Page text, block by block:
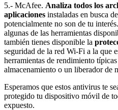
5.- McAfee. Analiza todos los
aplicaciones instaladas en busca
potencialmente no son de tu
algunas de las herramientas
también tienes disponible la
seguridad de la red Wi-Fi a la que
herramientas de rendimiento
almacenamiento o un liberador de
Esperamos que estos antivirus te
protegido tu dispositivo móvil de
expuesto.